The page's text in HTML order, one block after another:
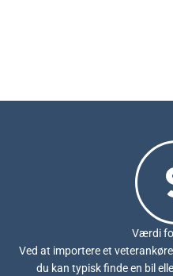
Værdi
Ved at importere et
du kan typisk finde en bil